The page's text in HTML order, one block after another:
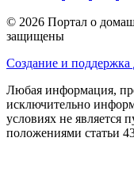
© 2026 Портал о
защищены
Создание и поддержка
Любая информация,
исключительно
условиях не является
положениями статьи